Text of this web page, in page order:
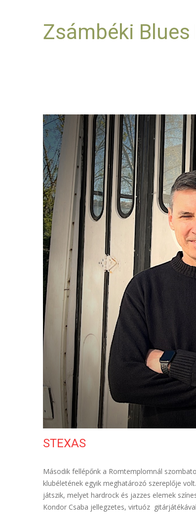
Zsámbéki
STEXAS
Második fellépőnk a Romtemplomnál
klubéletének egyik meghatározó szereplője
játszik, melyet hardrock és jazzes elemek
Kondor Csaba jellegzetes, virtuóz